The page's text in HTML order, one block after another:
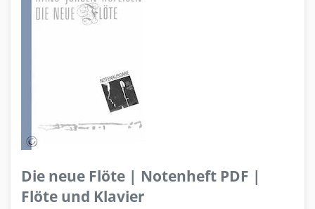
Die neue Flöte | Notenheft PDF |
Flöte und Klavier